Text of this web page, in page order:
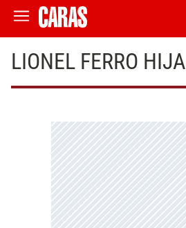
LIONEL FERRO HIJA